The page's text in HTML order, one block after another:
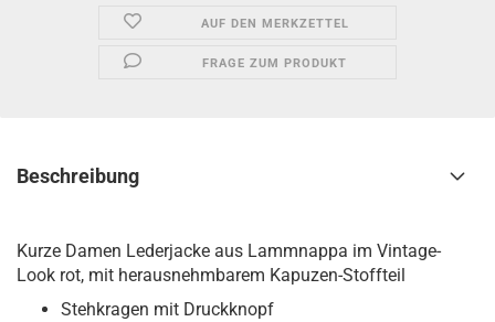
AUF DEN MERKZETTEL
FRAGE ZUM PRODUKT
Beschreibung
Kurze Damen Lederjacke aus Lammnappa im Vintage-
Look rot, mit herausnehmbarem Kapuzen-Stoffteil
Stehkragen mit Druckknopf